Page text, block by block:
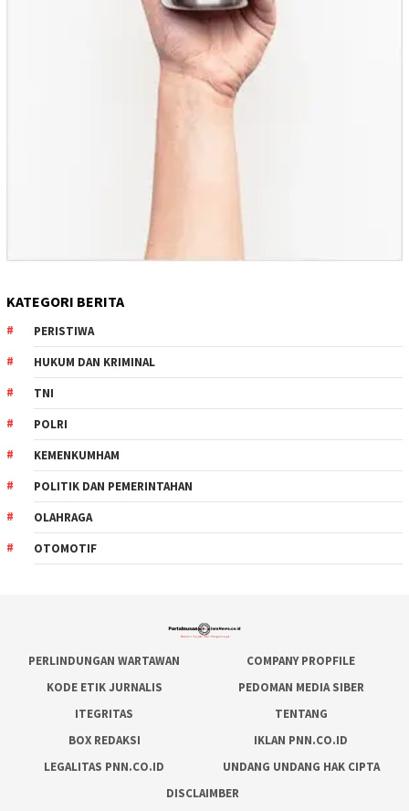
KATEGORI BERITA
PERISTIWA
HUKUM DAN KRIMINAL
TNI
POLRI
KEMENKUMHAM
POLITIK DAN PEMERINTAHAN
OLAHRAGA
OTOMOTIF
PERLINDUNGAN WARTAWAN
COMPANY PROPFILE
KODE ETIK JURNALIS
PEDOMAN MEDIA SIBER
ITEGRITAS
TENTANG
BOX REDAKSI
IKLAN PNN.CO.ID
LEGALITAS PNN.CO.ID
UNDANG UNDANG HAK CIPTA
DISCLAIMBER